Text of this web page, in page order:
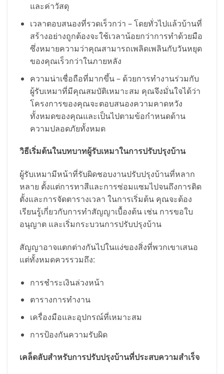
และค่าวัสดุ
เวลาตอบสนองที่รวดเร็วกว่า – โดยทั่วไปแล้วบ้านที่
สร้างอย่างถูกต้องจะใช้เวลาน้อยกว่าการทำด้วยมือ
ซึ่งหมายความว่าคุณสามารถเพลิดเพลินกับวันหยุด
ของคุณเร็วกว่าในภายหลัง
ความน่าเชื่อถือที่มากขึ้น – ด้วยการทำงานร่วมกับ
ผู้รับเหมาที่มีคุณสมบัติเหมาะสม คุณจึงมั่นใจได้ว่า
โครงการของคุณจะตอบสนองความคาดหวัง
ทั้งหมดของคุณและเป็นไปตามข้อกำหนดด้าน
ความปลอดภัยทั้งหมด
วิธีเริ่มต้นในบทบาทผู้รับเหมาในการปรับปรุงบ้าน
ผู้รับเหมามีหน้าที่รับผิดชอบงานปรับปรุงบ้านที่หลาก
หลาย ตั้งแต่การทาสีและการซ่อมแซมไปจนถึงการติด
ตั้งและการจัดตารางเวลา ในการเริ่มต้น คุณจะต้อง
เรียนรู้เกี่ยวกับการทำสัญญาเบื้องต้น เช่น การขอใบ
อนุญาต และเริ่มกระบวนการปรับปรุงบ้าน
สัญญาอาจแตกต่างกันไปในแง่ของสิ่งที่พวกเขาเสนอ
แต่ทั้งหมดควรรวมถึง:
การชำระเงินล่วงหน้า
ตารางการทำงาน
เครื่องมือและอุปกรณ์ที่เหมาะสม
การป้องกันความรับผิด
เคล็ดลับสำหรับการปรับปรุงบ้านที่ประสบความสำเร็จ